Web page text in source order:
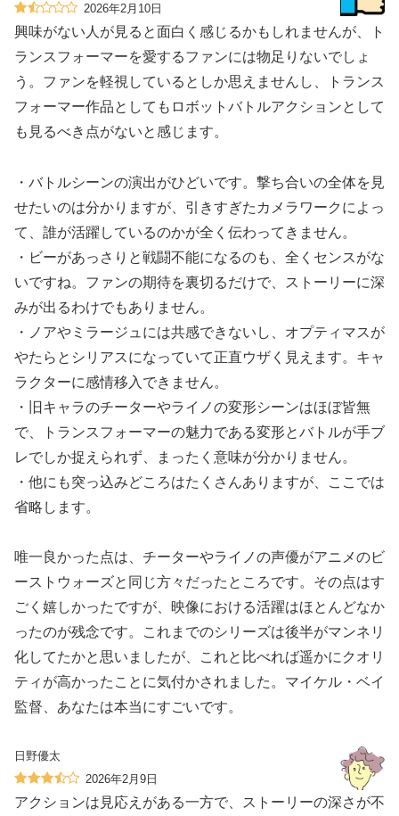
2026年2月10日
興味がない人が見ると面白く感じるかもしれませんが、ト
ランスフォーマーを愛するファンには物足りないでしょ
う。ファンを軽視しているとしか思えませんし、トランス
フォーマー作品としてもロボットバトルアクションとして
も見るべき点がないと感じます。
・バトルシーンの演出がひどいです。撃ち合いの全体を見
せたいのは分かりますが、引きすぎたカメラワークによっ
て、誰が活躍しているのかが全く伝わってきません。
・ビーがあっさりと戦闘不能になるのも、全くセンスがな
いですね。ファンの期待を裏切るだけで、ストーリーに深
みが出るわけでもありません。
・ノアやミラージュには共感できないし、オプティマスが
やたらとシリアスになっていて正直ウザく見えます。キャ
ラクターに感情移入できません。
・旧キャラのチーターやライノの変形シーンはほぼ皆無
で、トランスフォーマーの魅力である変形とバトルが手ブ
レでしか捉えられず、まったく意味が分かりません。
・他にも突っ込みどころはたくさんありますが、ここでは
省略します。
唯一良かった点は、チーターやライノの声優がアニメのビ
ーストウォーズと同じ方々だったところです。その点はす
ごく嬉しかったですが、映像における活躍はほとんどなか
ったのが残念です。これまでのシリーズは後半がマンネリ
化してたかと思いましたが、これと比べれば遥かにクオリ
ティが高かったことに気付かされました。マイケル・ベイ
監督、あなたは本当にすごいです。
日野優太
2026年2月9日
アクションは見応えがある一方で、ストーリーの深さが不